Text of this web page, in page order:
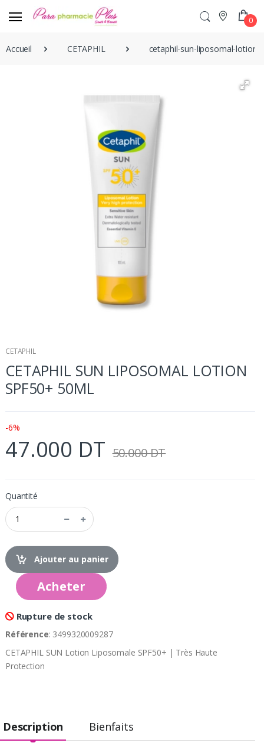
0
Accueil CETAPHIL cetaphil-sun-liposomal-lotion-
CETAPHIL
CETAPHIL SUN LIPOSOMAL LOTION
SPF50+ 50ML
-6%
47.000 DT 50.000 DT
Quantité
Ajouter au panier
Acheter
Rupture de stock
Référence: 3499320009287
CETAPHIL SUN Lotion Liposomale SPF50+ | Très Haute
Protection
Description Bienfaits